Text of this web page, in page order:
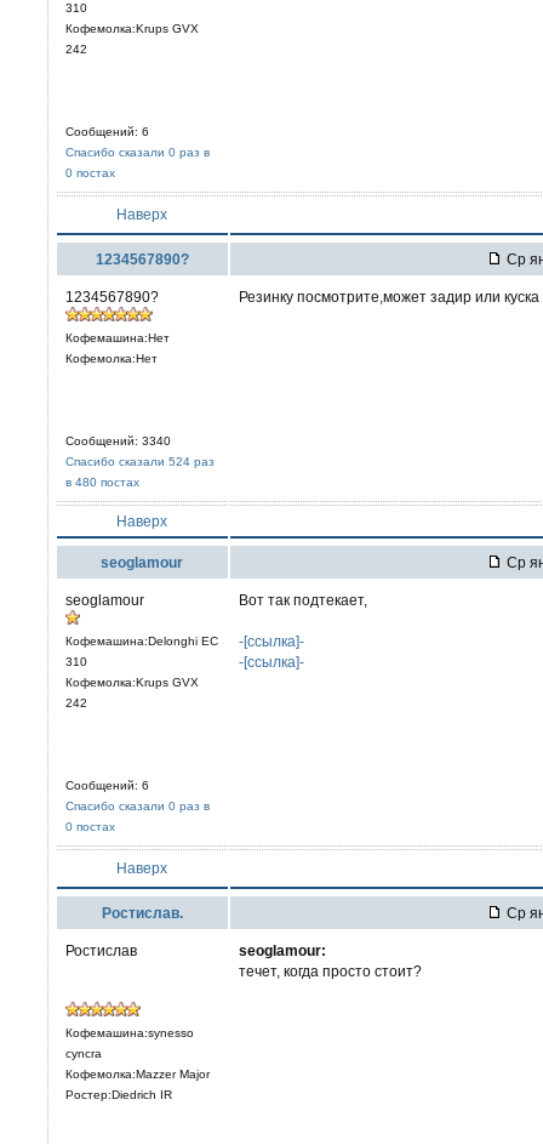
310
Кофемолка:Krups GVX
242
Сообщений: 6
Спасибо сказали 0 раз в
0 постах
Наверх
1234567890? Ср
1234567890?
Кофемашина:Нет
Кофемолка:Нет
Сообщений: 3340
Спасибо сказали 524 раз
в 480 постах
Резинку посмотрите,может задир или куска
Наверх
seoglamour Ср
seoglamour
Кофемашина:Delonghi EC
310
Кофемолка:Krups GVX
242
Сообщений: 6
Спасибо сказали 0 раз в
0 постах
Вот так подтекает,
-[ссылка]-
-[ссылка]-
Наверх
Ростислав. Ср
Ростислав
Кофемашина:synesso
cyncra
Кофемолка:Mazzer Major
Ростер:Diedrich IR
seoglamour:
течет, когда просто стоит?